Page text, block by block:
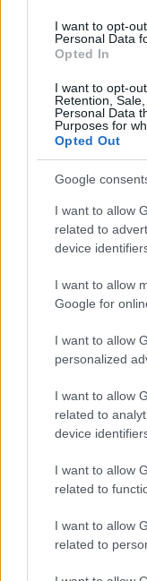
I want to opt-
Personal Data
Opted In
I want to opt-
Retention,
Personal Data
Purposes for
Opted Out
Google
I want to allow
related to
device
I want to allow
Google for
I want to allow
personalized
I want to allow
related to
device
I want to allow
related to
I want to allow
related to
Később aztán
kerülni, de az
2030-on túl
irányt jelenti. Az
változni fog az
kérdéses, hogy
szembemegy
útját kezdi járni.
EZEKET IS